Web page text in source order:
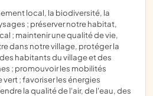
; préserver notre habitat,
; maintenir une qualité de vie,
dans notre village, protéger la
habitants du village et des
; promouvoir les mobilités
; favoriser les énergies
la qualité de l'air, de l'eau, des